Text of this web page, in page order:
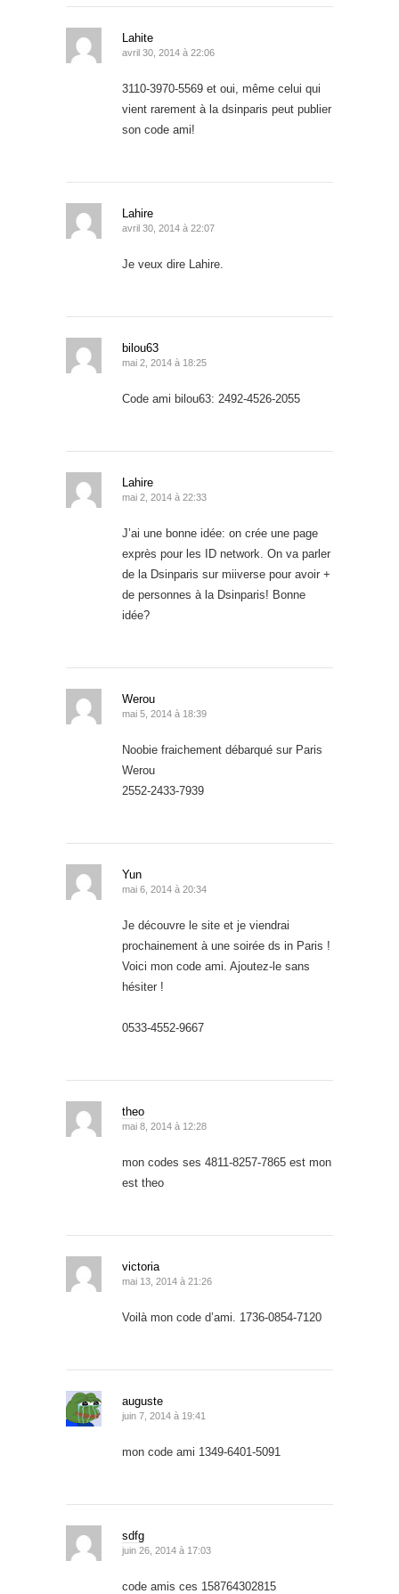
Lahite
avril 30, 2014 à 22:06
3110-3970-5569 et oui, même celui qui
vient rarement à la dsinparis peut publier
son code ami!
Lahire
avril 30, 2014 à 22:07
Je veux dire Lahire.
bilou63
mai 2, 2014 à 18:25
Code ami bilou63: 2492-4526-2055
Lahire
mai 2, 2014 à 22:33
J’ai une bonne idée: on crée une page
exprès pour les ID network. On va parler
de la Dsinparis sur miiverse pour avoir +
de personnes à la Dsinparis! Bonne
idée?
Werou
mai 5, 2014 à 18:39
Noobie fraichement débarqué sur Paris
Werou
2552-2433-7939
Yun
mai 6, 2014 à 20:34
Je découvre le site et je viendrai
prochainement à une soirée ds in Paris !
Voici mon code ami. Ajoutez-le sans
hésiter !
0533-4552-9667
theo
mai 8, 2014 à 12:28
mon codes ses 4811-8257-7865 est mon
est theo
victoria
mai 13, 2014 à 21:26
Voilà mon code d’ami. 1736-0854-7120
auguste
juin 7, 2014 à 19:41
mon code ami 1349-6401-5091
sdfg
juin 26, 2014 à 17:03
code amis ces 158764302815